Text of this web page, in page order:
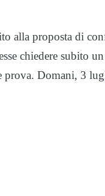
alla proposta di
chiedere subito
prova. Domani, 3